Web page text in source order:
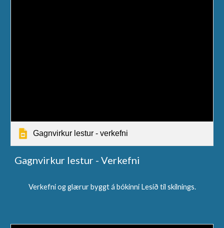
Gagnvirkur lestur - verkefni
Gagnvirkur lestur - Verkefni
Verkefni og glærur byggt á bókinni Lesið til skilnings.